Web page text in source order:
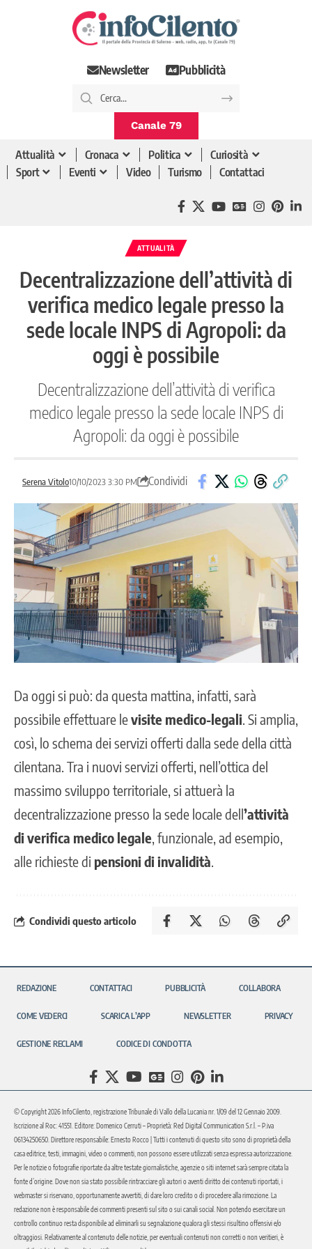
Newsletter Pubblicità
Canale 79
Attualità Cronaca Politica
Curiosità
Sport
Eventi Video Turismo Contattaci
ATTUALITÀ
Decentralizzazione dell’attività di
verifica medico legale presso la
sede locale INPS di Agropoli: da
oggi è possibile
Decentralizzazione dell’attività di verifica
medico legale presso la sede locale INPS di
Agropoli: da oggi è possibile
Serena Vitolo10/10/2023 3:30 PM Condividi
Da oggi si può: da questa mattina, infatti, sarà
possibile effettuare levisite medico-legali. Si amplia,
così, lo schema dei servizi offerti dalla sede della città
cilentana. Tra i nuovi servizi offerti, nell’ottica del
massimo sviluppo territoriale, si attuerà la
decentralizzazione presso la sede locale dell’attività
di verifica medico legale, funzionale, ad esempio,
alle richieste di pensioni di invalidità.
Condividi questo articolo
REDAZIONE CONTATTACI PUBBLICITÀ COLLABORA
COME VEDERCI SCARICA L’APP NEWSLETTER PRIVACY
GESTIONE RECLAMI CODICE DI CONDOTTA
© Copyright 2026 InfoCilento, registrazione Tribunale di Vallo della Lucania nr. 1/09 del 12 Gennaio 2009.
Iscrizione al Roc: 41551. Editore: Domenico Cerruti – Proprietà: Red Digital Communication S.r.l. – P.iva
06134250650. Direttore responsabile: Ernesto Rocco | Tutti i contenuti di questo sito sono di proprietà della
casa editrice, testi, immagini, video o commenti, non possono essere utilizzati senza espressa autorizzazione.
Per le notizie o fotografie riportate da altre testate giornalistiche, agenzie o siti internet sarà sempre citata la
fonte d’origine. Dove non sia stato possibile rintracciare gli autori o aventi diritto dei contenuti riportati, i
webmaster si riservano, opportunamente avvertiti, di dare loro credito o di procedere alla rimozione. La
redazione non è responsabile dei commenti presenti sul sito o sui canali social. Non potendo esercitare un
controllo continuo resta disponibile ad eliminarli su segnalazione qualora gli stessi risultino offensivi e/o
oltraggiosi. Relativamente al contenuto delle notizie, per eventuali contenuti non corretti o non veritieri, è